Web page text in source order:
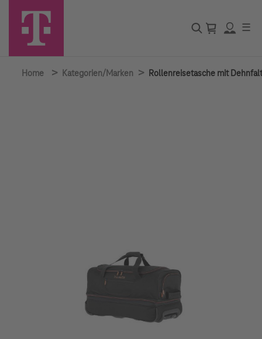
☰
Home > Kategorien/Marken > Rollenreisetasche mit